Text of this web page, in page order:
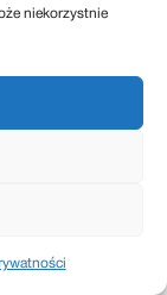
niekorzystnie